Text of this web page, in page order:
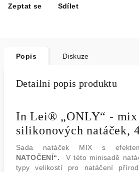
Zeptat se Sdílet
Popis Diskuze
Detailní popis produktu
In Lei® „ONLY“ - mix
silikonových natáček,
Sada natáček MIX s
NATOČENÍ“. V této minisadě
typy velikostí pro natáčení